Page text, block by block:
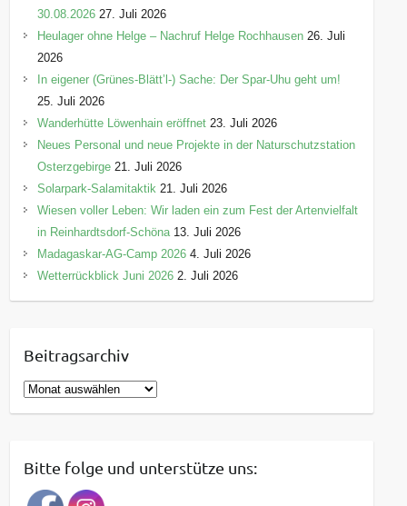
30.08.2026 27. Juli 2026
Heulager ohne Helge – Nachruf Helge Rochhausen 26. Juli
2026
In eigener (Grünes-Blätt’l-) Sache: Der Spar-Uhu geht um!
25. Juli 2026
Wanderhütte Löwenhain eröffnet 23. Juli 2026
Neues Personal und neue Projekte in der Naturschutzstation
Osterzgebirge 21. Juli 2026
Solarpark-Salamitaktik 21. Juli 2026
Wiesen voller Leben: Wir laden ein zum Fest der Artenvielfalt
in Reinhardtsdorf-Schöna 13. Juli 2026
Madagaskar-AG-Camp 2026 4. Juli 2026
Wetterrückblick Juni 2026 2. Juli 2026
Beitragsarchiv
B
e
r
a
Bitte folge und unterstütze uns: